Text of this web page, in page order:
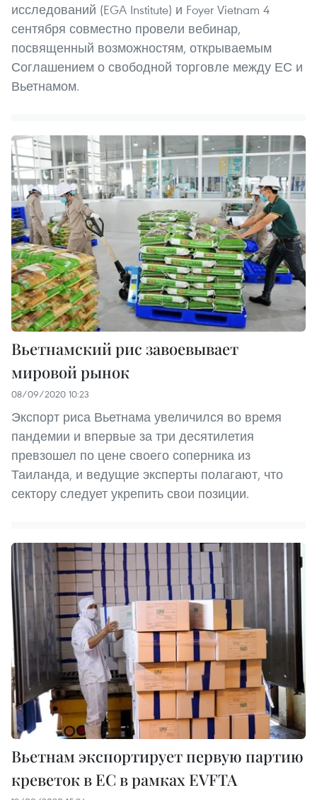
исследований (EGA Institute) и Foyer Vietnam 4
сентября совместно провели вебинар,
посвященный возможностям, открываемым
Соглашением о свободной торговле между ЕС и
Вьетнамом.
Вьетнамский рис завоевывает
мировой рынок
08/09/2020 10:23
Экспорт риса Вьетнама увеличился во время
пандемии и впервые за три десятилетия
превзошел по цене своего соперника из
Таиланда, и ведущие эксперты полагают, что
сектору следует укрепить свои позиции.
Вьетнам экспортирует первую партию
креветок в ЕС в рамках EVFTA